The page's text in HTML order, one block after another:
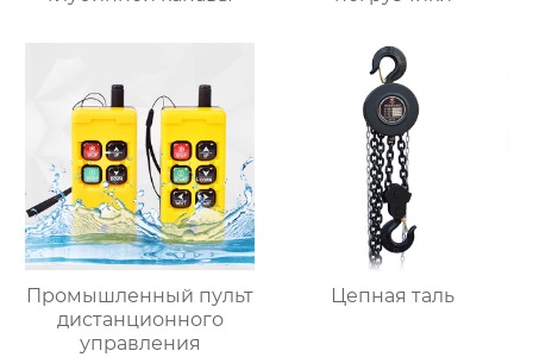
Промышленный пульт
дистанционного
управления
Цепная таль